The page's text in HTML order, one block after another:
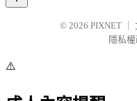
© 2026 PIXNET
隱私
⚠️